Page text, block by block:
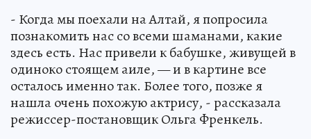
- Когда мы поехали на Алтай, я попросила
познакомить нас со всеми шаманами, какие
здесь есть. Нас привели к бабушке, живущей в
одиноко стоящем аиле, — и в картине все
осталось именно так. Более того, позже я
нашла очень похожую актрису, - рассказала
режиссер-постановщик Ольга Френкель.